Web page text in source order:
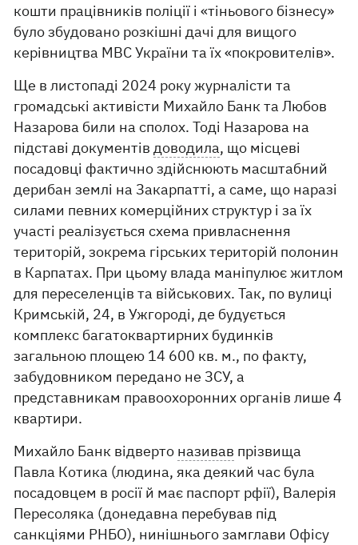
кошти працівників поліції і «тіньового бізнесу»
було збудовано розкішні дачі для вищого
керівництва МВС України та їх «покровителів».
Ще в листопаді 2024 року журналісти та
громадські активісти Михайло Банк та Любов
Назарова били на сполох. Тоді Назарова на
підставі документівдоводила, що місцеві
посадовці фактично здійснюють масштабний
дерибан землі на Закарпатті, а саме, що наразі
силами певних комерційних структур і за їх
участі реалізується схема привласнення
територій, зокрема гірських територій полонин
в Карпатах. При цьому влада маніпулює житлом
для переселенців та військових. Так, по вулиці
Кримській, 24, в Ужгороді, де будується
комплекс багатоквартирних будинків
загальною площею 14 600 кв. м., по факту,
забудовником передано не ЗСУ, а
представникам правоохоронних органів лише 4
квартири.
Михайло Банк відверто називав прізвища
Павла Котика (людина, яка деякий час була
посадовцем в росії й має паспорт рфії), Валерія
Пересоляка (донедавна перебував під
санкціями РНБО), нинішнього замглави Офісу